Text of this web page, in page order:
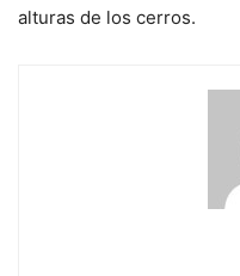
alturas de los cerros.